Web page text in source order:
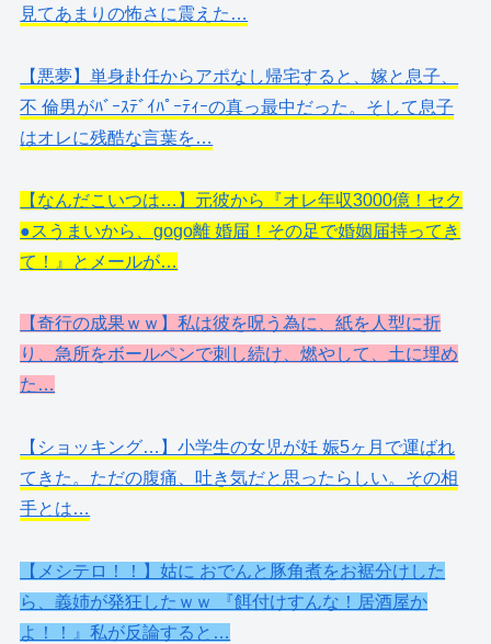
見てあまりの怖さに震えた…
【悪夢】単身赴任からアポなし帰宅すると、嫁と息子、
不 倫男がﾊﾞｰｽﾃﾞｲﾊﾟｰﾃｨｰの真っ最中だった。そして息子
はオレに残酷な言葉を…
【なんだこいつは…】元彼から『オレ年収3000億！セク
●スうまいから、gogo離 婚届！その足で婚姻届持ってき
て！』とメールが…
【奇行の成果ｗｗ】私は彼を呪う為に、紙を人型に折
り、急所をボールペンで刺し続け、燃やして、土に埋め
た…
【ショッキング…】小学生の女児が妊 娠5ヶ月で運ばれ
てきた。ただの腹痛、吐き気だと思ったらしい。その相
手とは…
【メシテロ！！】姑に おでんと豚角煮をお裾分けした
ら、義姉が発狂したｗｗ 『餌付けすんな！居酒屋か
よ！！』私が反論すると…